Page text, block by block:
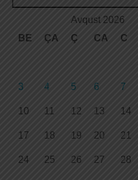
Avqust 2026
BE
ÇA Ç CA C
3 4 5 6 7
10 11 12 13 14
17 18 19 20 21
24 25 26 27 28